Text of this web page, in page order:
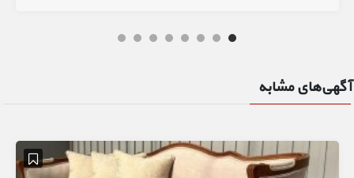
آگهی‌های مشابه